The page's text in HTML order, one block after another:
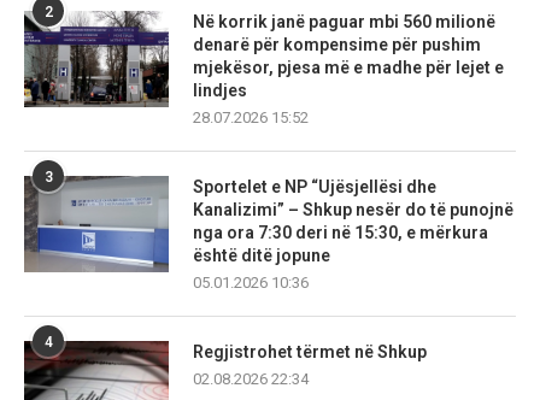
2
Në korrik janë paguar mbi 560 milionë
denarë për kompensime për pushim
mjekësor, pjesa më e madhe për lejet e
lindjes
28.07.2026 15:52
3
Sportelet e NP “Ujësjellësi dhe
Kanalizimi” – Shkup nesër do të punojnë
nga ora 7:30 deri në 15:30, e mërkura
është ditë jopune
05.01.2026 10:36
4
Regjistrohet tërmet në Shkup
02.08.2026 22:34